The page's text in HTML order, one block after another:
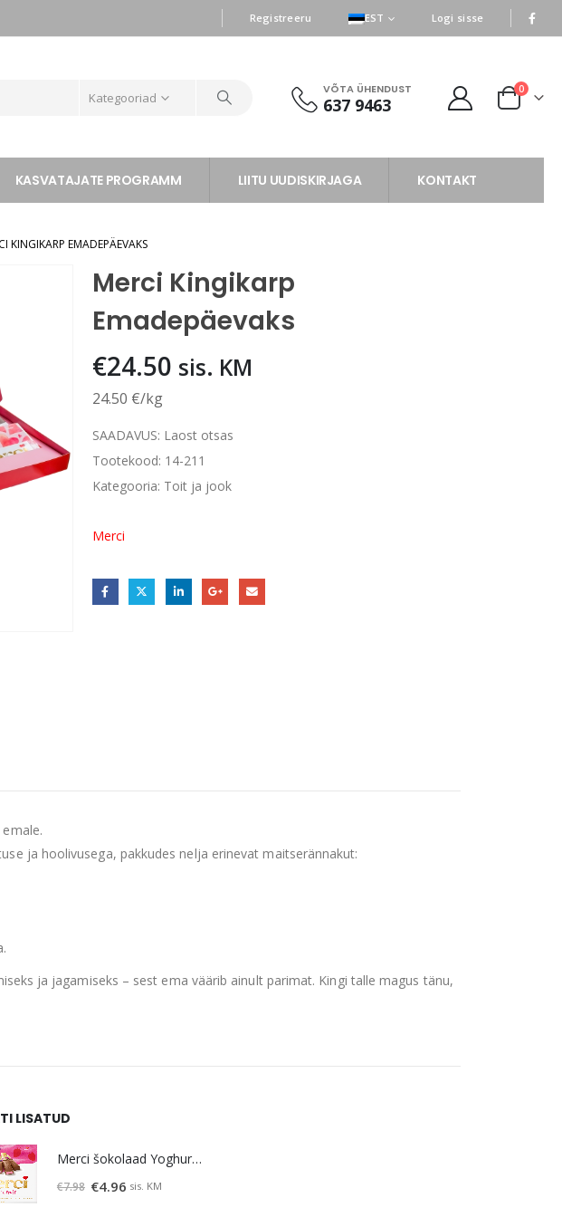
Registreeru EST Logi sisse
Kategooriad
VÕTA ÜHENDUST
637 9463
0
KASVATAJATE PROGRAMM LIITU UUDISKIRJAGA KONTAKT
KINGIKARP EMADEPÄEVAKS
Merci Kingikarp
Emadepäevaks
€24.50 sis. KM
24.50 €/kg
SAADAVUS: Laost otsas
Tootekood: 14-211
Kategooria: Toit ja jook
Merci
ja hoolivusega, pakkudes nelja erinevat maitserännakut:
ja jagamiseks – sest ema väärib ainult parimat. Kingi talle magus tänu,
LISATUD
Merci šokolaad Yoghurt/Fruit 250 g SOODUS! Parim enne: 01.10.26
€7.98 Algne
€4.96 Praegune
sis. KM